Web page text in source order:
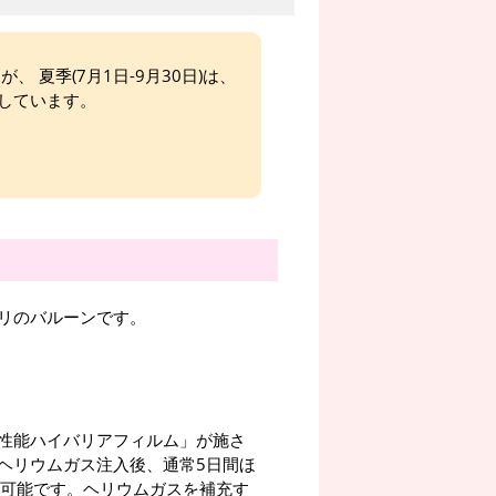
、 夏季(7月1日-9月30日)は、
います。
バルーンです。
能ハイバリアフィルム」が施さ
リウムガス注入後、通常5日間ほ
能です。ヘリウムガスを補充す